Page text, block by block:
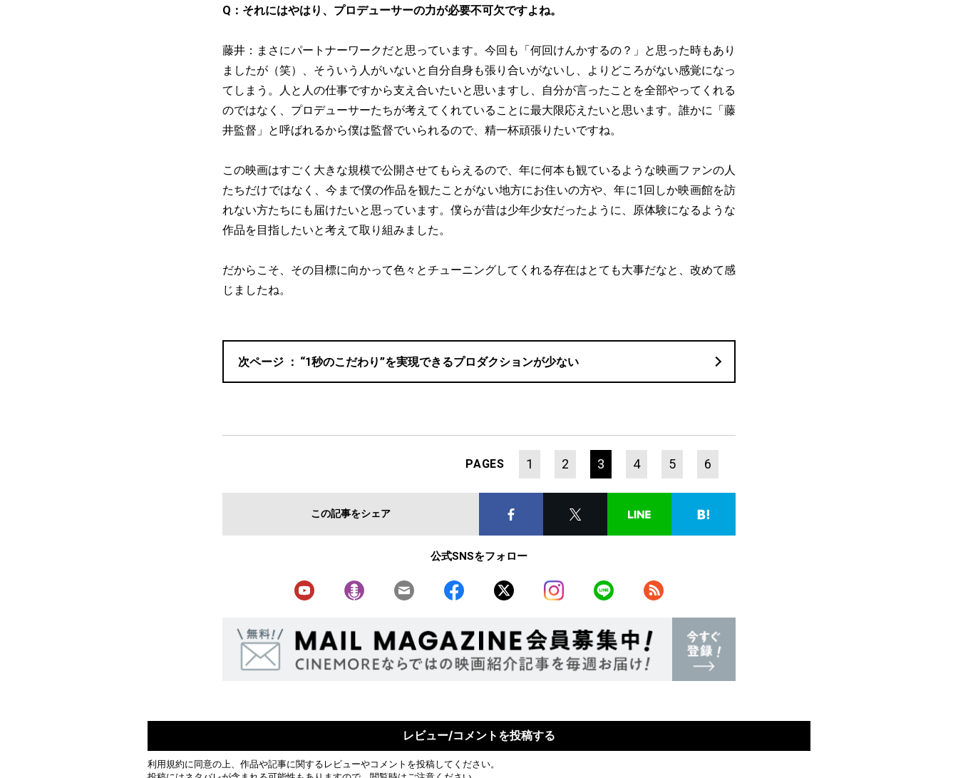
Q：それにはやはり、プロデューサーの力が必要不可欠ですよね。
藤井：まさにパートナーワークだと思っています。今回も「何回けんかするの？」と思った時もあり
ましたが（笑）、そういう人がいないと自分自身も張り合いがないし、よりどころがない感覚になっ
てしまう。人と人の仕事ですから支え合いたいと思いますし、自分が言ったことを全部やってくれる
のではなく、プロデューサーたちが考えてくれていることに最大限応えたいと思います。誰かに「藤
井監督」と呼ばれるから僕は監督でいられるので、精一杯頑張りたいですね。
この映画はすごく大きな規模で公開させてもらえるので、年に何本も観ているような映画ファンの人
たちだけではなく、今まで僕の作品を観たことがない地方にお住いの方や、年に1回しか映画館を訪
れない方たちにも届けたいと思っています。僕らが昔は少年少女だったように、原体験になるような
作品を目指したいと考えて取り組みました。
だからこそ、その目標に向かって色々とチューニングしてくれる存在はとても大事だなと、改めて感
じましたね。
“1秒のこだわり”を実現できるプロダクションが少ない
PAGES 1 2 3 4 5 6
この記事をシェア
公式SNSをフォロー
レビュー/コメントを投稿する
利用規約に同意の上、作品や記事に関するレビューやコメントを投稿してください。